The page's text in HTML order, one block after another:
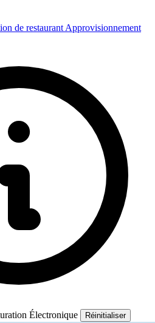
de restaurant Approvisionnement
Électronique Réinitialiser